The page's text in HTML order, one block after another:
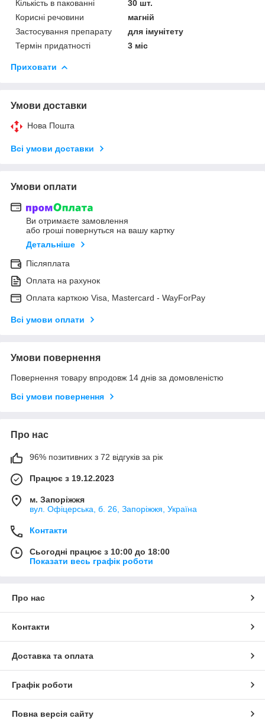
Кількість в пакованні
30 шт.
Корисні речовини
магній
Застосування препарату
для імунітету
Термін придатності
3 міс
Приховати
Умови доставки
Нова Пошта
Всі умови доставки
Умови оплати
Ви отримаєте замовлення
або гроші повернуться на вашу картку
Детальніше
Післяплата
Оплата на рахунок
Оплата карткою Visa, Mastercard - WayForPay
Всі умови оплати
Умови повернення
Повернення товару впродовж 14 днів за домовленістю
Всі умови повернення
Про нас
96% позитивних з 72 відгуків за рік
Працює з 19.12.2023
м. Запоріжжя
вул. Офіцерська, б. 26, Запоріжжя, Україна
Контакти
Сьогодні працює з 10:00 до 18:00
Показати весь графік роботи
Про нас
Контакти
Доставка та оплата
Графік роботи
Повна версія сайту